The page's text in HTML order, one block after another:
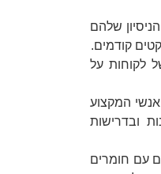
שלהם
קודמים.
לקוחות על
המקצוע
ובדרישות
עם חומרים